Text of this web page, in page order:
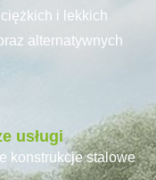
i lekkich
alternatywnych
usługi
konstrukcje stalowe